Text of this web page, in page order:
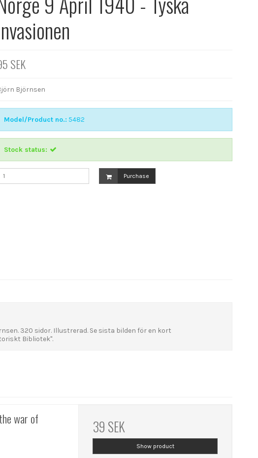
SEK
Björnsen
Model/Product no.: 5482
Stock status:
Purchase
320 sidor. Illustrerad. Se sista bilden för en kort
Bibliotek".
war of
39 SEK
Show product